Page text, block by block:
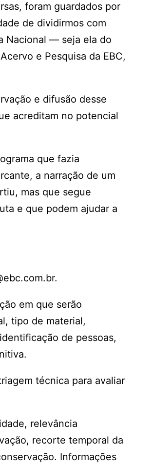
foram guardados por
de dividirmos com
Nacional — seja ela do
e Pesquisa da EBC,
e difusão desse
acreditam no potencial
que fazia
a narração de um
mas que segue
e que podem ajudar a
em que serão
tipo de material,
de pessoas,
técnica para avaliar
relevância
recorte temporal da
Informações